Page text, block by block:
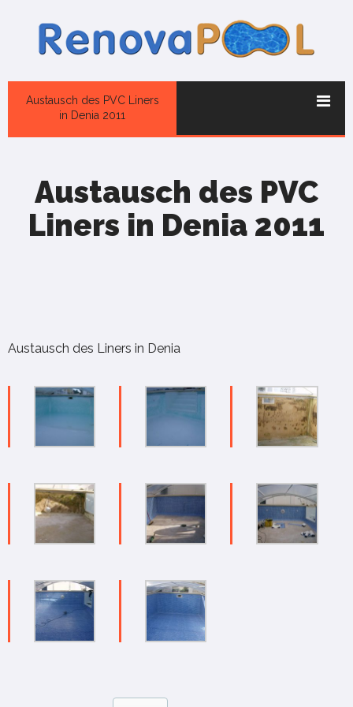
Austausch des PVC Liners
in Denia 2011
Austausch des PVC
Liners in Denia 2011
Austausch des Liners in Denia